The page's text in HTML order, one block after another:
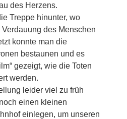
des Herzens.
Treppe hinunter, wo
des Menschen
konnte man die
bestaunen und es
gezeigt, wie die Toten
werden.
leider viel zu früh
einen kleinen
einlegen, um unseren